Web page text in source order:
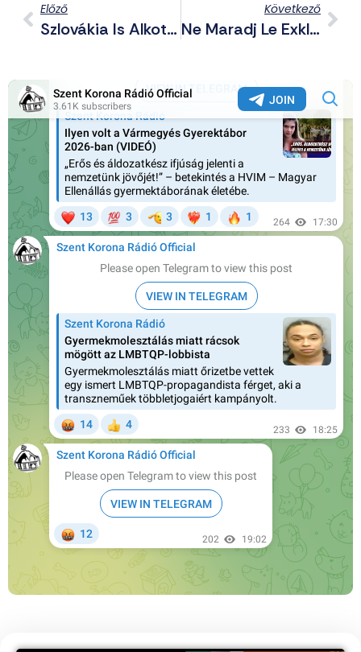
Előző
Szlovákia Is Alkotmányba Foglalta, Csak Két Nem Létezik: Férfi És Nő
Következő
Ne Maradj Le Exkluzív Telegram Posztjainkról Sem! – Összefoglaló A Csatornáról Háborús Hírekkel (2025.09.26.)